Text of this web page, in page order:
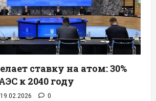
ставку на атом: 30%
к 2040 году
19.02.2026 0